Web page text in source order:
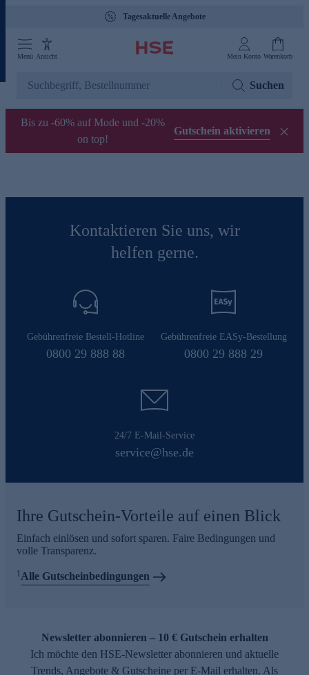
Tagesaktuelle Angebote
Menü Ansicht Mein Konto Warenkorb
Suchen
Bis zu -60% auf Mode und -20%
on top!
Gutschein aktivieren
Kontaktieren Sie uns, wir
helfen gerne.
Gebührenfreie Bestell-Hotline
0800 29 888 88
Gebührenfreie EASy-Bestellung
0800 29 888 29
24/7 E-Mail-Service
service@hse.de
Ihre Gutschein-Vorteile auf einen Blick
Einfach einlösen und sofort sparen. Faire Bedingungen und
volle Transparenz.
1Alle Gutscheinbedingungen
Newsletter abonnieren – 10 € Gutschein erhalten
Ich möchte den HSE-Newsletter abonnieren und aktuelle
Trends, Angebote & Gutscheine per E-Mail erhalten. Als